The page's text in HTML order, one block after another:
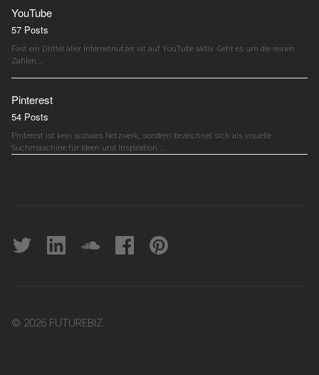
YouTube
57 Posts
Fast ein Drittel aller Internetnutzer ist auf YouTube aktiv. Geht es um die reinen
Zahlen,…
Pinterest
54 Posts
Pinterest ist kein soziales Netzwerk, sondern bezeichnet sich als visuelle
Suchmaschine für Ideen und Inspiration.…
Twitter linkedin soundcloudFacebookpinterest
© 2026 FUTUREBIZ.